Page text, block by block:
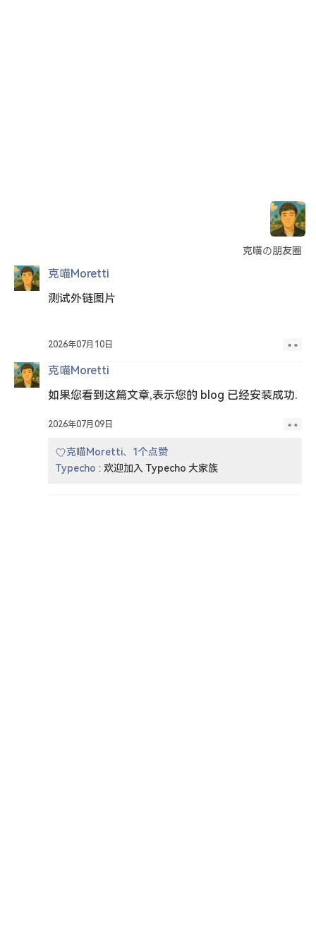
克喵の朋友圈
克喵Moretti
测试外链图片
2026年07月10日
克喵Moretti
如果您看到这篇文章,表示您的 blog 已经安装成功.
2026年07月09日
克喵Moretti、1个点赞
Typecho : 欢迎加入 Typecho 大家族